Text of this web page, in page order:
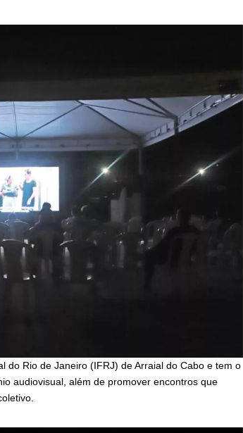
do Rio de Janeiro (IFRJ) de Arraial do Cabo e tem o
audiovisual, além de promover encontros que